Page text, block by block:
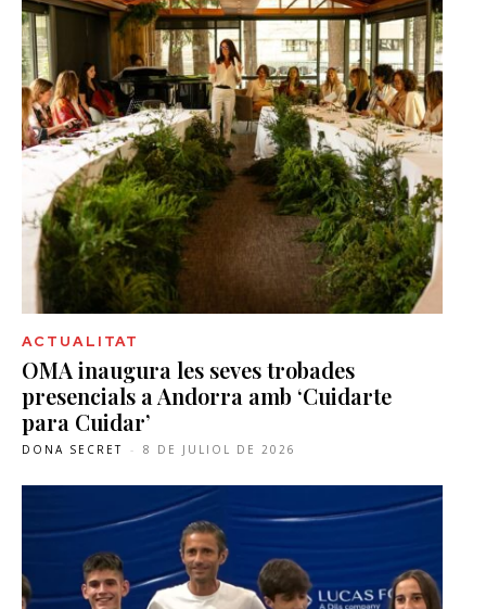
ACTUALITAT
OMA inaugura les seves trobades
presencials a Andorra amb ‘Cuidarte
para Cuidar’
DONA SECRET - 8 DE JULIOL DE 2026